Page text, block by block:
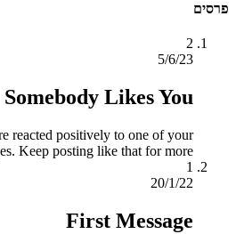
פרסים
2
5/6/23
Somebody Likes You
reacted positively to one of your
Keep posting like that for more!
1
20/1/22
First Message